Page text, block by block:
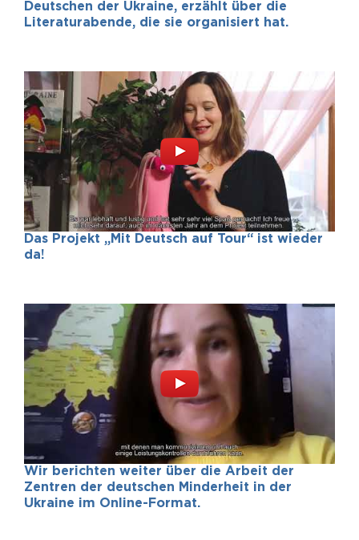
Deutschen der Ukraine, erzählt über die
Literaturabende, die sie organisiert hat.
Das Projekt „Mit Deutsch auf Tour“ ist wieder
da!
Wir berichten weiter über die Arbeit der
Zentren der deutschen Minderheit in der
Ukraine im Online-Format.